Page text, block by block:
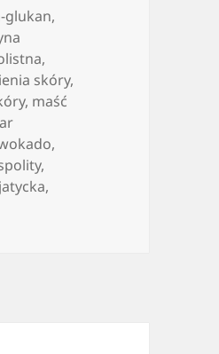
glukan,
,
skóry,
, maść
,
,
,